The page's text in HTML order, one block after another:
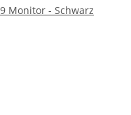
Monitor - Schwarz